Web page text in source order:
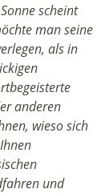
scheint
man seine
als in
anderen
wieso sich
und